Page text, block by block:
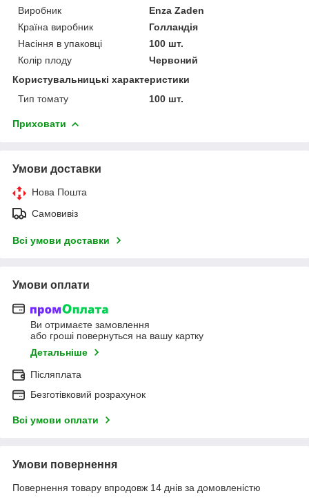
Виробник
Enza Zaden
Країна виробник
Голландія
Насіння в упаковці
100 шт.
Колір плоду
Червоний
Користувальницькі характеристики
Тип томату
100 шт.
Приховати
Умови доставки
Нова Пошта
Самовивіз
Всі умови доставки
Умови оплати
Ви отримаєте замовлення
або гроші повернуться на вашу картку
Детальніше
Післяплата
Безготівковий розрахунок
Всі умови оплати
Умови повернення
Повернення товару впродовж 14 днів за домовленістю